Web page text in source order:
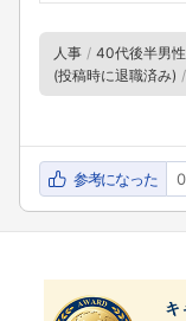
人事 40代後半男性
(投稿時に退職済み)
参考になった 0